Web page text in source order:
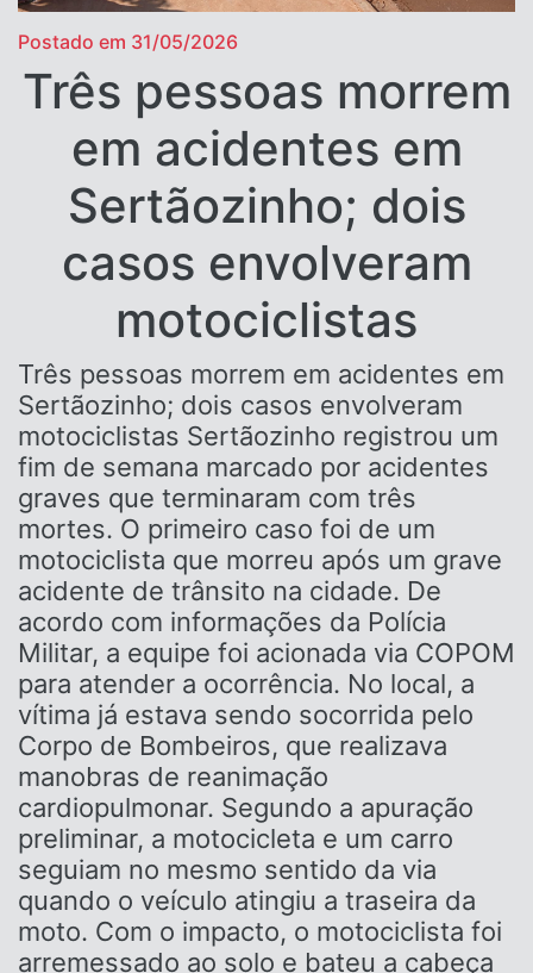
Postado em 31/05/2026
Três pessoas morrem
em acidentes em
Sertãozinho; dois
casos envolveram
motociclistas
Três pessoas morrem em acidentes em
Sertãozinho; dois casos envolveram
motociclistas Sertãozinho registrou um
fim de semana marcado por acidentes
graves que terminaram com três
mortes. O primeiro caso foi de um
motociclista que morreu após um grave
acidente de trânsito na cidade. De
acordo com informações da Polícia
Militar, a equipe foi acionada via COPOM
para atender a ocorrência. No local, a
vítima já estava sendo socorrida pelo
Corpo de Bombeiros, que realizava
manobras de reanimação
cardiopulmonar. Segundo a apuração
preliminar, a motocicleta e um carro
seguiam no mesmo sentido da via
quando o veículo atingiu a traseira da
moto. Com o impacto, o motociclista foi
arremessado ao solo e bateu a cabeça